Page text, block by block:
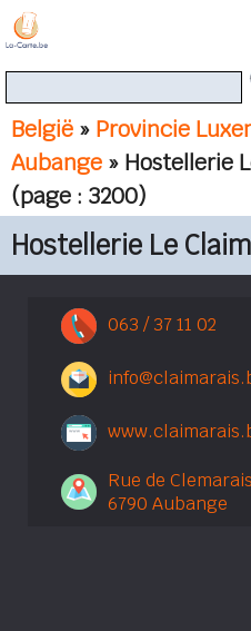
België » Provincie
Aubange » Hostellerie
(page : 3200)
Hostellerie Le
063 / 37 11 02
Rue de
6790 Aubange